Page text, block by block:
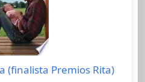
(finalista Premios Rita)